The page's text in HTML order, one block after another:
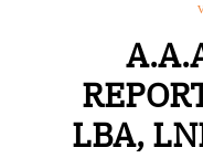
LBA,